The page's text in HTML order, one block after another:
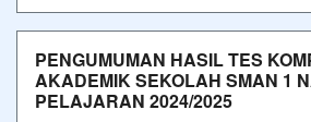
PENGUMUMAN HASIL TES
AKADEMIK SEKOLAH SMAN 1
PELAJARAN 2024/2025